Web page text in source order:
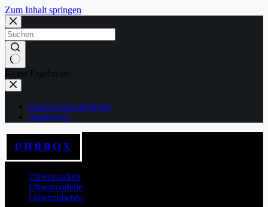
Zum Inhalt springen
Keine Ergebnisse
Datenschutzerklärung
Impressum
UHRBOX
Uhrenmarken
Uhrenmodelle
Uhrenzubehör